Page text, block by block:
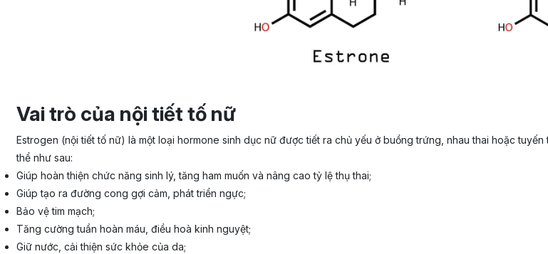
Vai trò của nội tiết tố nữ
Estrogen (nội tiết tố nữ) là một loại hormone sinh dục nữ được tiết ra chủ yếu ở buồng trứng, nhau thai hoặc
thể như sau:
Giúp hoàn thiện chức năng sinh lý, tăng ham muốn và nâng cao tỷ lệ thụ thai;
Giúp tạo ra đường cong gợi cảm, phát triển ngực;
Bảo vệ tim mạch;
Tăng cường tuần hoàn máu, điều hoà kinh nguyệt;
Giữ nước, cải thiện sức khỏe của da;